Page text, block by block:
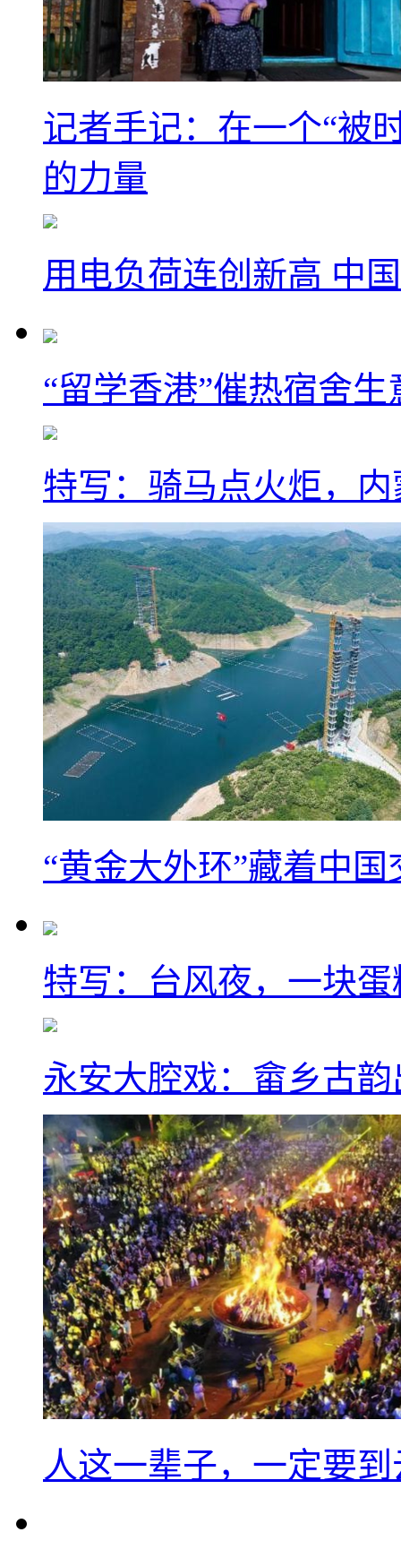
记者手记：在一个“被
的力量
用电负荷连创新高 中
“留学香港”催热宿舍
特写：骑马点火炬，
“黄金大外环”藏着中
特写：台风夜，一块
永安大腔戏：畲乡古
人这一辈子，一定要